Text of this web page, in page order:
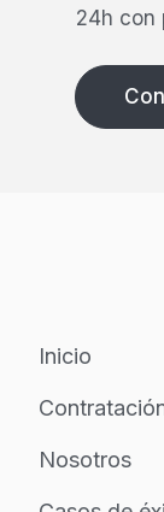
24h con
Inicio
Nosotros